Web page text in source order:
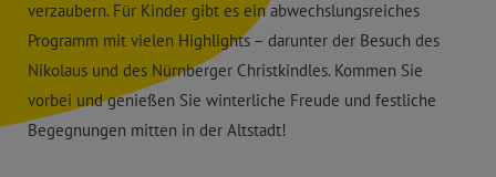
verzaubern. Für Kinder gibt es ein abwechslungsreiches
Programm mit vielen Highlights – darunter der Besuch des
Nikolaus und des Nürnberger Christkindles. Kommen Sie
vorbei und genießen Sie winterliche Freude und festliche
Begegnungen mitten in der Altstadt!